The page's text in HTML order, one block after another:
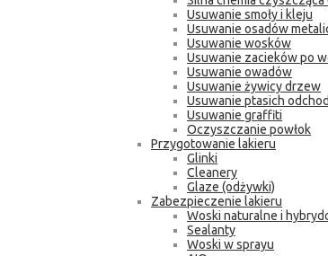
Usuwanie smoły i kleju
Usuwanie osadów
Usuwanie wosków
Usuwanie zacieków po
Usuwanie owadów
Usuwanie żywicy drzew
Usuwanie ptasich
Usuwanie graffiti
Oczyszczanie powłok
Przygotowanie lakieru
Glinki
Cleanery
Glaze (odżywki)
Zabezpieczenie lakieru
Woski naturalne i
Sealanty
Woski w sprayu